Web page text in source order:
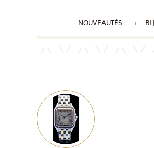
NOUVEAUTÉS